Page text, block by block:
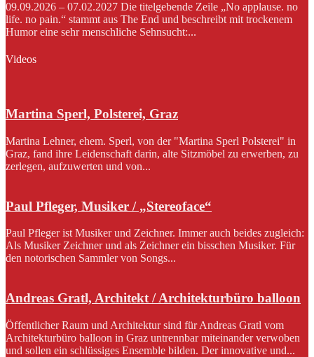
09.09.2026 – 07.02.2027 Die titelgebende Zeile „No applause. no
life. no pain.“ stammt aus The End und beschreibt mit trockenem
Humor eine sehr menschliche Sehnsucht:...
Videos
Martina Sperl, Polsterei, Graz
Martina Lehner, ehem. Sperl, von der "Martina Sperl Polsterei" in
Graz, fand ihre Leidenschaft darin, alte Sitzmöbel zu erwerben, zu
zerlegen, aufzuwerten und von...
Paul Pfleger, Musiker / „Stereoface“
Paul Pfleger ist Musiker und Zeichner. Immer auch beides zugleich:
Als Musiker Zeichner und als Zeichner ein bisschen Musiker. Für
den notorischen Sammler von Songs...
Andreas Gratl, Architekt / Architekturbüro balloon
Öffentlicher Raum und Architektur sind für Andreas Gratl vom
Architekturbüro balloon in Graz untrennbar miteinander verwoben
und sollen ein schlüssiges Ensemble bilden. Der innovative und...